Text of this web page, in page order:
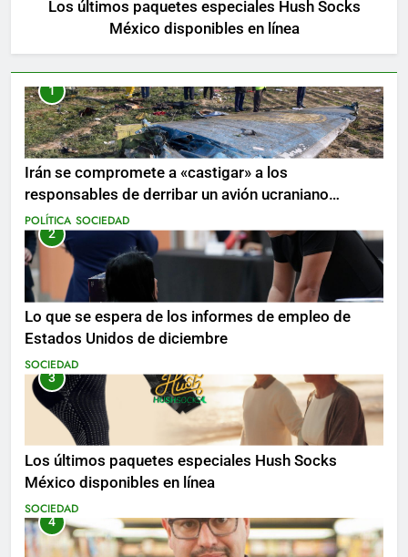
Los últimos paquetes especiales Hush Socks
México disponibles en línea
1
Irán se compromete a «castigar» a los
responsables de derribar un avión ucraniano
mientras se realizan arrestos
POLÍTICA SOCIEDAD
2
Lo que se espera de los informes de empleo de
Estados Unidos de diciembre
SOCIEDAD
3
Los últimos paquetes especiales Hush Socks
México disponibles en línea
SOCIEDAD
4